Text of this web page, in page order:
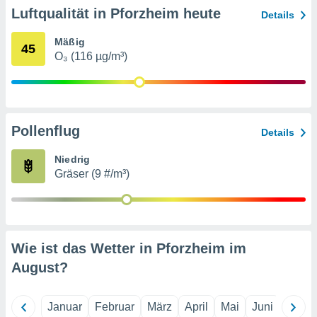
um
diese
Einige
dem Sie
Sie Ihre
Luftqualität in Pforzheim heute Details
45 Mäßig
O₃ (116 µg/m³)
Pollenflug Details
Niedrig
Gräser (9 #/m³)
Wie ist das Wetter in Pforzheim im
August?
Januar Februar März April Mai Juni Juli